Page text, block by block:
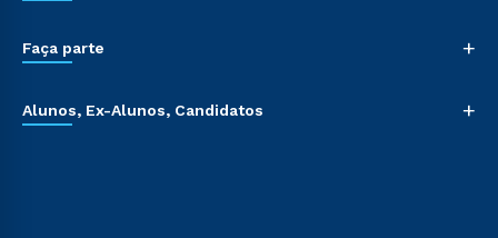
Faça parte +
Alunos, Ex-Alunos, Candidatos +